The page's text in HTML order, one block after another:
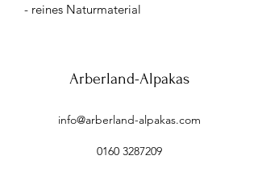
- reines Naturmaterial
Arberland-Alpakas
info@arberland-alpakas.com
0160 3287209